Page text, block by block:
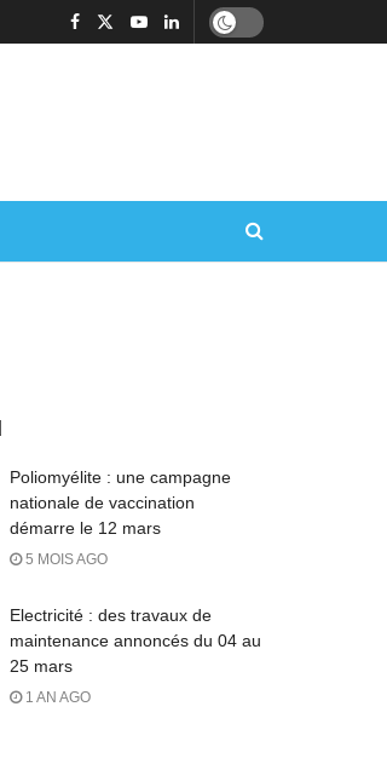
Poliomyélite : une campagne
nationale de vaccination
démarre le 12 mars
5 MOIS AGO
Electricité : des travaux de
maintenance annoncés du 04 au
25 mars
1 AN AGO